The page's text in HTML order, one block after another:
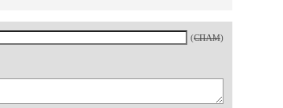
(СПАМ)